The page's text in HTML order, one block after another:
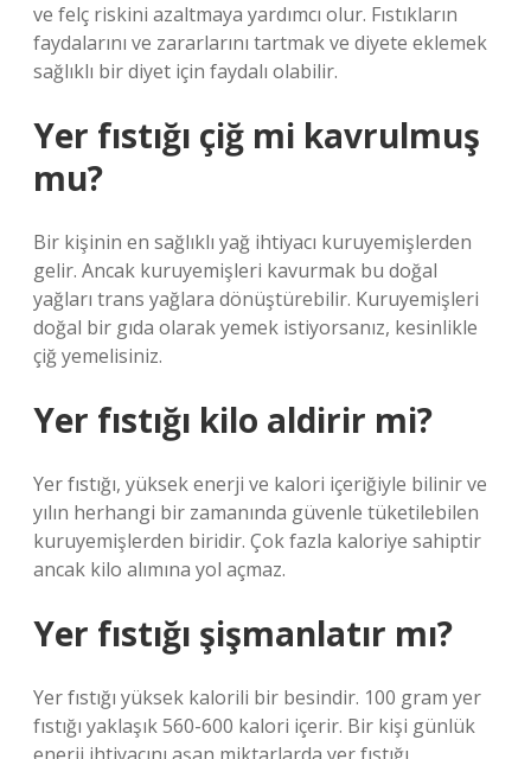
ve felç riskini azaltmaya yardımcı olur. Fıstıkların
faydalarını ve zararlarını tartmak ve diyete eklemek
sağlıklı bir diyet için faydalı olabilir.
Yer fıstığı çiğ mi kavrulmuş
mu?
Bir kişinin en sağlıklı yağ ihtiyacı kuruyemişlerden
gelir. Ancak kuruyemişleri kavurmak bu doğal
yağları trans yağlara dönüştürebilir. Kuruyemişleri
doğal bir gıda olarak yemek istiyorsanız, kesinlikle
çiğ yemelisiniz.
Yer fıstığı kilo aldirir mi?
Yer fıstığı, yüksek enerji ve kalori içeriğiyle bilinir ve
yılın herhangi bir zamanında güvenle tüketilebilen
kuruyemişlerden biridir. Çok fazla kaloriye sahiptir
ancak kilo alımına yol açmaz.
Yer fıstığı şişmanlatır mı?
Yer fıstığı yüksek kalorili bir besindir. 100 gram yer
fıstığı yaklaşık 560-600 kalori içerir. Bir kişi günlük